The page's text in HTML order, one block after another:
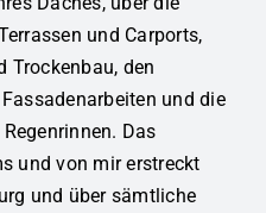
und Carports,
Trockenbau, den
und die
Das
und von mir erstreckt
und über sämtliche